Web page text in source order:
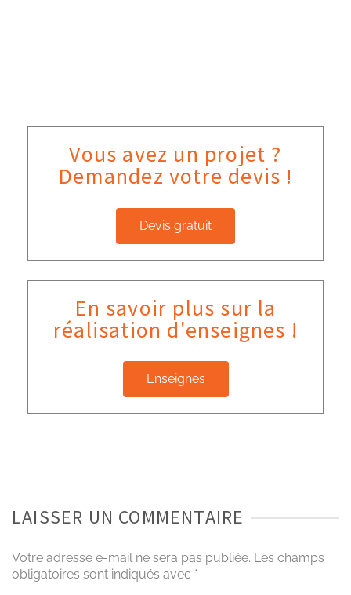
Vous avez un projet ?
Demandez votre devis !
Devis gratuit
En savoir plus sur la
réalisation d'enseignes !
Enseignes
LAISSER UN COMMENTAIRE
Votre adresse e-mail ne sera pas publiée. Les champs
obligatoires sont indiqués avec *